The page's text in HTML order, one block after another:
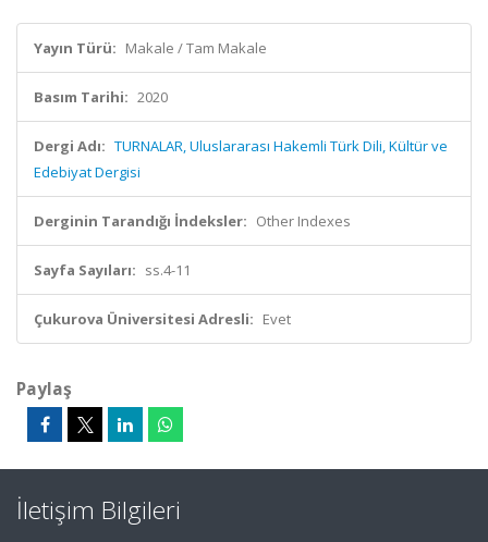
Yayın Türü: Makale / Tam Makale
Basım Tarihi: 2020
Dergi Adı: TURNALAR, Uluslararası Hakemli Türk Dili, Kültür ve
Edebiyat Dergisi
Derginin Tarandığı İndeksler: Other Indexes
Sayfa Sayıları: ss.4-11
Çukurova Üniversitesi Adresli: Evet
Paylaş
İletişim Bilgileri